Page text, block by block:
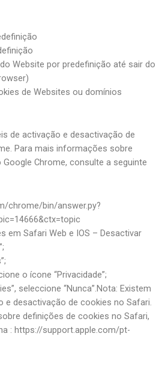
Website por predefinição até sair do
de Websites ou domínios
de activação e desactivação de
Para mais informações sobre
Chrome, consulte a seguinte
chrome/bin/answer.py?
em Safari Web e IOS – Desactivar
o ícone “Privacidade”;
seleccione “Nunca”.Nota: Existem
e desactivação de cookies no Safari.
definições de cookies no Safari,
: https://support.apple.com/pt-